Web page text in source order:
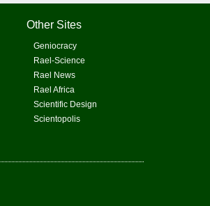
Other Sites
Geniocracy
Rael-Science
Rael News
Rael Africa
Scientific Design
Scientopolis